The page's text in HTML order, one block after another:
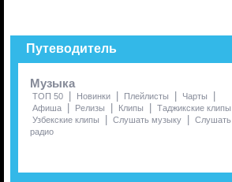
Путеводитель
Музыка
ТОП 50 | Новинки | Плейлисты | Чарты |
Афиша | Релизы | Клипы | Таджикские клипы
Узбекские клипы | Слушать музыку | Слушать
радио